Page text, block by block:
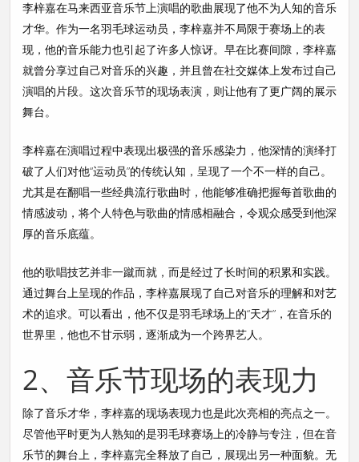
李梓嘉在马来西亚音乐节上演唱的歌曲展现了他不为人知的音乐
才华。作为一名羽毛球运动员，李梓嘉并不局限于赛场上的表
现，他的音乐能力也引起了许多人惊讶。早在比赛间隙，李梓嘉
就曾分享过自己对音乐的兴趣，并且曾在社交媒体上发布过自己
演唱的片段。这次音乐节的现场表演，则让他有了更广阔的展示
舞台。
李梓嘉在演唱过程中表现出极强的音乐感染力，他深情的演绎打
破了人们对他“运动员”的传统认知，呈现了一个不一样的自己。
尤其是在翻唱一些经典流行歌曲时，他能够准确把握每首歌曲的
情感波动，将个人特色与歌曲的情感相融合，令观众感受到他深
厚的音乐底蕴。
他的歌唱技艺并非一蹴而就，而是经过了长时间的积累和实践。
通过舞台上呈现的作品，李梓嘉展现了自己对音乐的理解和对艺
术的追求。可以看出，他不仅是羽毛球场上的“天才”，在音乐的
世界里，他也不甘示弱，逐渐成为一个跨界艺人。
2、音乐节现场的表现力
除了音乐才华，李梓嘉的现场表现力也是此次亮相的亮点之一。
尽管他平时更为人熟知的是羽毛球赛场上的冷静与专注，但在音
乐节的舞台上，李梓嘉完全释放了自己，展现出另一种面貌。无